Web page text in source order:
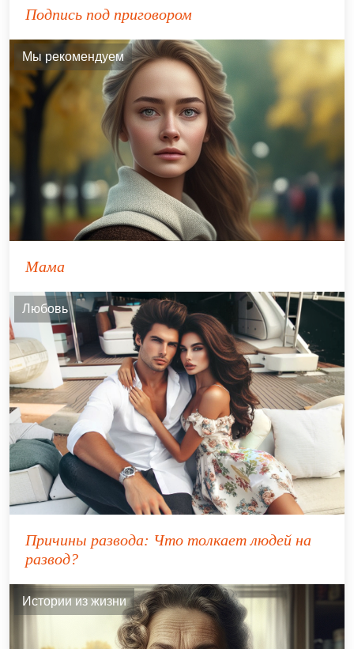
Подпись под приговором
Мы рекомендуем
Мама
Любовь
Причины развода: Что толкает людей на
развод?
Истории из жизни